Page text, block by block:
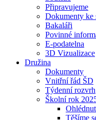
Připravujeme
Dokumenty ke
Bakaláři
Povinné
E-podatelna
3D Vizualizace
Družina
Dokumenty
Vnitřní řád ŠD
Týdenní rozvrh
Školní rok
Těšíme